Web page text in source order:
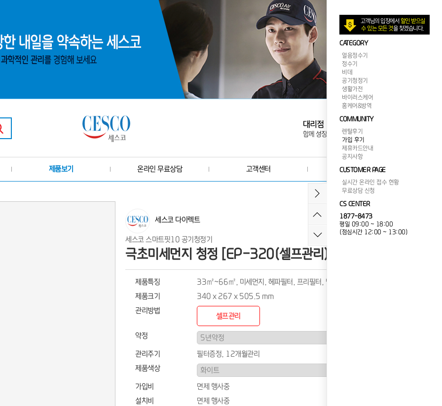
제품보기 온라인 무료상담 고객센터 제휴카드 안내
세스코 다이렉트
세스코 스마트핏10 공기청정기
극초미세먼지 청정 [EP-320(셀프관리)]
제품특징
33㎡~66㎡, 미세먼지, 헤파필터, 프리필터, 탈취필터, IoT
제품크기
340 x 267 x 505.5 mm
관리방법
셀프관리
약정
관리주기
필터증정, 12개월관리
제품색상
가입비
면제 행사중
설치비
면제 행사중
고객님의 입장에서 할인 받으실
수 있는 모든 것을 찾겠습니다.
CATEGORY
얼음정수기
정수기
비데
공기청정기
생활가전
바이러스케어
홈케어&방역
COMMUNITY
렌탈후기
가입 후기
제휴카드안내
공지사항
CUSTOMER PAGE
실시간 온라인 접수 현황
무료상담 신청
CS CENTER
1877-8473
평일 09:00 ~ 18:00
(점심시간 12:00 ~ 13:00)